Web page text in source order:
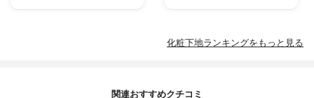
化粧下地ランキングをもっと見る
関連おすすめクチコミ